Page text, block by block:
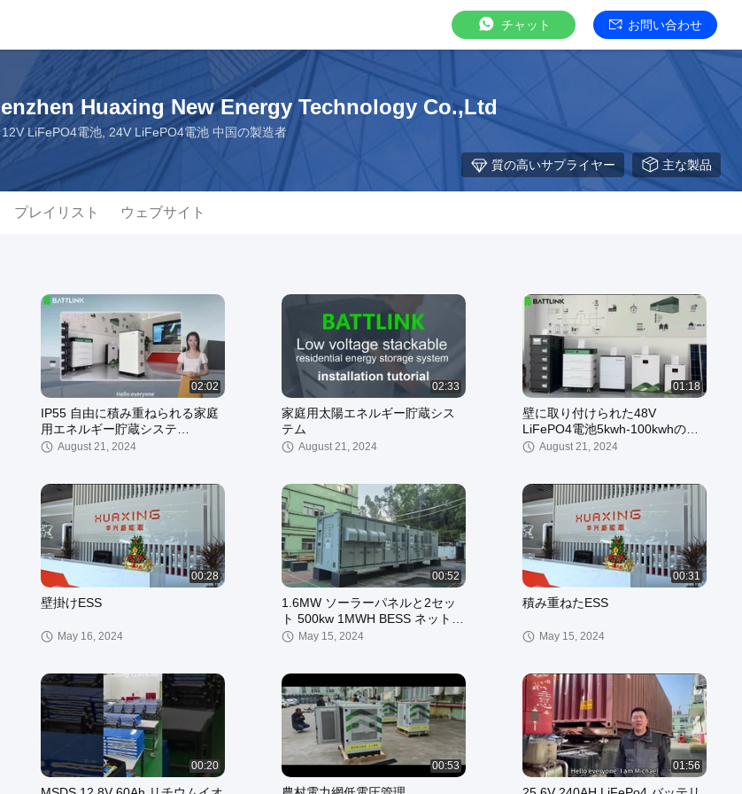
チャット お問い合わせ
Huaxing New Energy Technology Co.,Ltd
LiFePO4電池, 24V LiFePO4電池 中国の製造者
質の高いサプライヤー 主な製品
プレイリスト ウェブサイト
02:02
IP55 自由に積み重ねられる家庭
用エネルギー貯蔵システ
ム,Canbus/RS485通信インター
August 21, 2024
02:33
家庭用太陽エネルギー貯蔵シス
テム
August 21, 2024
01:18
壁に取り付けられた48V
LiFePO4電池5kwh-100kwhの家
のエネルギー蓄積
August 21, 2024
00:28
壁掛けESS
May 16, 2024
00:52
1.6MW ソーラーパネルと2セッ
ト 500kw 1MWH BESS ネットワ
ークオフシステム
May 15, 2024
00:31
積み重ねたESS
May 15, 2024
00:20 00:53 01:56